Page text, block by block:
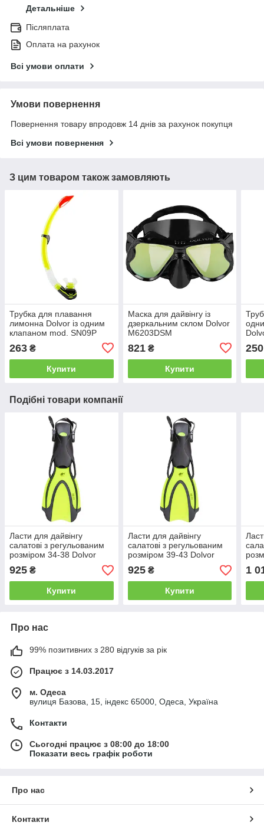
Детальніше
Післяплата
Оплата на рахунок
Всі умови оплати
Умови повернення
Повернення товару впродовж 14 днів за рахунок покупця
Всі умови повернення
З цим товаром також замовляють
Трубка для плавання
лимонна Dolvor із одним
клапаном mod. SN09P
263 ₴
Купити
Маска для дайвінгу із
дзеркальним склом Dolvor
М6203DSM
821₴
Купити
250
Подібні товари компанії
Ласти для дайвінгу
салатові з регульованим
розміром 34-38 Dolvor
RUFF F98 S
925 ₴
Купити
Ласти для дайвінгу
салатові з регульованим
розміром 39-43 Dolvor
RUFF F98 M
925₴
Купити
Fluid
1
Про нас
99% позитивних з 280 відгуків за рік
Працює з 14.03.2017
м. Одеса
вулиця Базова, 15, індекс 65000, Одеса, Україна
Контакти
Сьогодні працює з 08:00 до 18:00
Показати весь графік роботи
Про нас
Контакти